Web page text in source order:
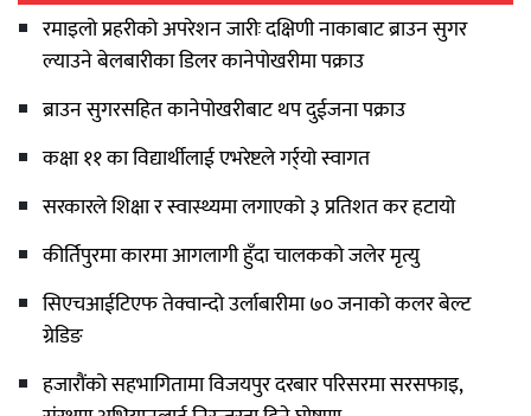
रमाइलो प्रहरीको अपरेशन जारीः दक्षिणी नाकाबाट ब्राउन सुगर
ल्याउने बेलबारीका डिलर कानेपोखरीमा पक्राउ
ब्राउन सुगरसहित कानेपोखरीबाट थप दुईजना पक्राउ
कक्षा ११ का विद्यार्थीलाई एभरेष्टले गर्र्यो स्वागत
सरकारले शिक्षा र स्वास्थ्यमा लगाएको ३ प्रतिशत कर हटायो
कीर्तिपुरमा कारमा आगलागी हुँदा चालकको जलेर मृत्यु
सिएचआईटिएफ तेक्वान्दो उर्लाबारीमा ७० जनाको कलर बेल्ट
ग्रेडिङ
हजारौंको सहभागितामा विजयपुर दरबार परिसरमा सरसफाइ,